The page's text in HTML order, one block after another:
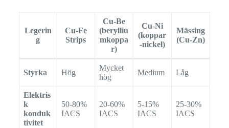
Legerin
g
Cu-Fe
Strips
Cu-Be
(berylliu
mkoppa
r)
Cu-Ni
(koppar
-nickel)
Mässing
(Cu-Zn)
Styrka Hög
Mycket
hög
Medium Låg
Elektris
k
konduk
tivitet
50-80%
IACS
20-60%
IACS
5-15%
IACS
25-30%
IACS